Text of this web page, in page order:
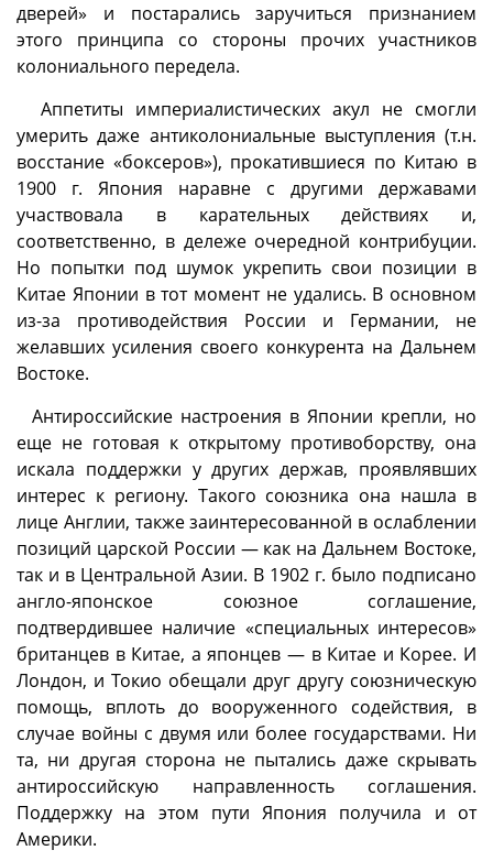
дверей» и постарались заручиться признанием
этого принципа со стороны прочих участников
колониального передела.
Аппетиты империалистических акул не смогли
умерить даже антиколониальные выступления (т.н.
восстание «боксеров»), прокатившиеся по Китаю в
1900 г. Япония наравне с другими державами
участвовала в карательных действиях и,
соответственно, в дележе очередной контрибуции.
Но попытки под шумок укрепить свои позиции в
Китае Японии в тот момент не удались. В основном
из-за противодействия России и Германии, не
желавших усиления своего конкурента на Дальнем
Востоке.
Антироссийские настроения в Японии крепли, но
еще не готовая к открытому противоборству, она
искала поддержки у других держав, проявлявших
интерес к региону. Такого союзника она нашла в
лице Англии, также заинтересованной в ослаблении
позиций царской России — как на Дальнем Востоке,
так и в Центральной Азии. В 1902 г. было подписано
англо-японское союзное соглашение,
подтвердившее наличие «специальных интересов»
британцев в Китае, а японцев — в Китае и Корее. И
Лондон, и Токио обещали друг другу союзническую
помощь, вплоть до вооруженного содействия, в
случае войны с двумя или более государствами. Ни
та, ни другая сторона не пытались даже скрывать
антироссийскую направленность соглашения.
Поддержку на этом пути Япония получила и от
Америки.